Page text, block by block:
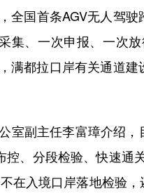
国首条AGV无人驾驶
、一次申报、一次
满都拉口岸有关通道
副主任李富璋介绍，
、分段检验、快速通
在入境口岸落地检验